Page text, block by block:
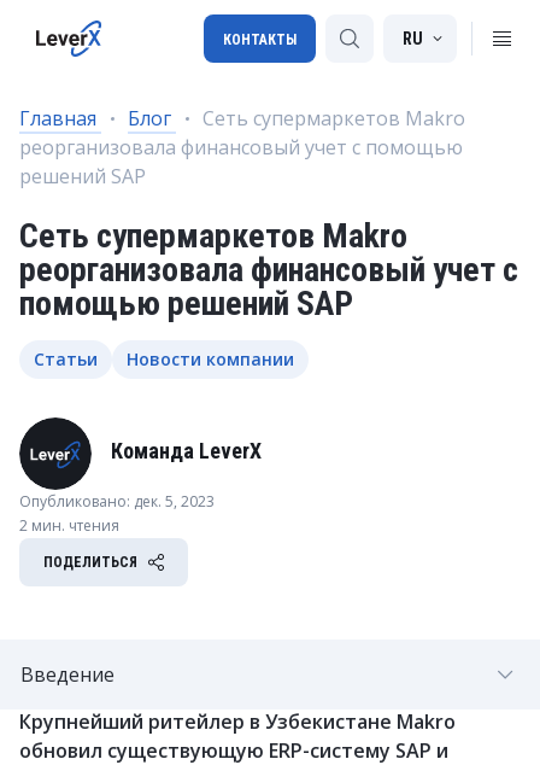
Внедрение SAP
SAP BTP
SAP Transportation Management
RU
КОНТАКТЫ
Главная Блог
Cеть супермаркетов Makro
реорганизовала финансовый учет с помощью
решений SAP
Cеть супермаркетов Makro
реорганизовала финансовый учет с
помощью решений SAP
Статьи Новости компании
Команда LeverX
Опубликовано: дек. 5, 2023
2 мин. чтения
ПОДЕЛИТЬСЯ
Крупнейший ритейлер в Узбекистане Makro
обновил существующую ERP-систему SAP и
Введение